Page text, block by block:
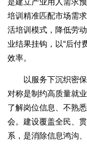
是建立产业用人需求
培训精准匹配市场需
活培训模式，降低劳
业结果挂钩，以“后付
效率。
以服务下沉织密保
对称是制约高质量就
了解岗位信息、不熟
会。建设覆盖全民、
系，是消除信息鸿沟